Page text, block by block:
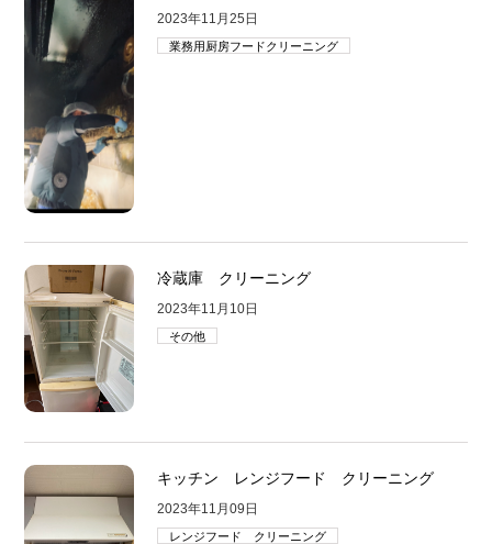
2023年11月25日
業務用厨房フードクリーニング
冷蔵庫 クリーニング
2023年11月10日
その他
キッチン レンジフード クリーニング
2023年11月09日
レンジフード クリーニング